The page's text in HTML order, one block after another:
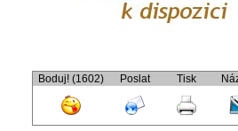
Boduj! (1602) Poslat Tisk